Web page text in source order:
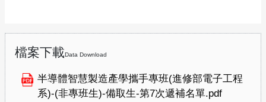
檔案下載Data Download
半導體智慧製造產學攜手專班(進修部電子工程
系)-(非專班生)-備取生-第7次遞補名單.pdf